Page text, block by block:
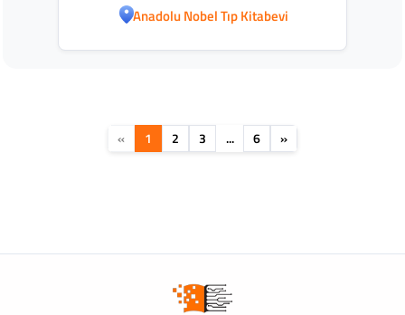
Anadolu Nobel Tıp Kitabevi
« 1 2 3 ... 6 »